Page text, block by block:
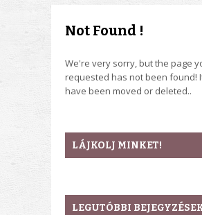
Not Found !
We're very sorry, but the page
requested has not been found!
have been moved or deleted..
LÁJKOLJ MINKET!
LEGUTÓBBI